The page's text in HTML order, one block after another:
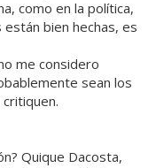
como en la política,
bien hechas, es
me considero
sean los
Quique Dacosta,